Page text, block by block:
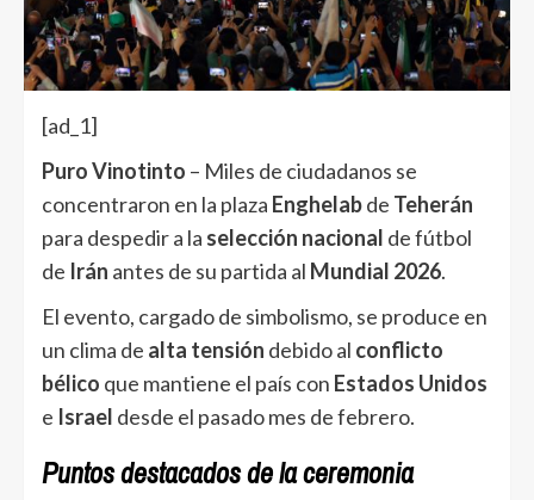
[ad_1]
Puro Vinotinto – Miles de ciudadanos se
concentraron en la plaza Enghelabde Teherán
para despedir a la selección nacional de fútbol
de Irán antes de su partida al Mundial 2026.
El evento, cargado de simbolismo, se produce en
un clima de alta tensión debido al conflicto
bélico que mantiene el país con Estados Unidos
e Israel desde el pasado mes de febrero.
Puntos destacados de la ceremonia